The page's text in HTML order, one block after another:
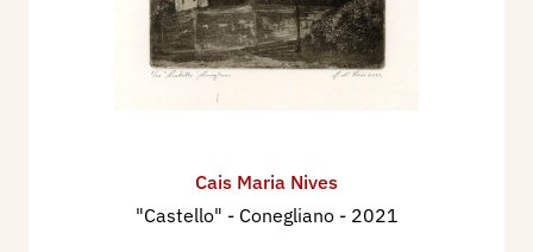
Cais Maria Nives
"Castello" - Conegliano - 2021